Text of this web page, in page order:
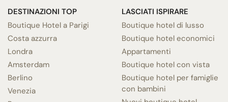
DESTINAZIONI TOP
Boutique Hotel a Parigi
Costa azzurra
Londra
Amsterdam
Berlino
Venezia
LASCIATI ISPIRARE
Boutique hotel di lusso
Boutique hotel economici
Appartamenti
Boutique hotel con vista
Boutique hotel per famiglie
con bambini